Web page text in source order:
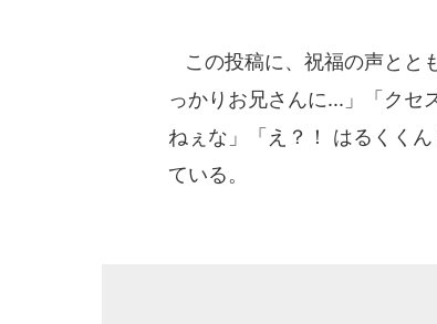
この投稿に、祝福の声とと
っかりお兄さんに...」「クセ
ねぇな」「え？！ はるくく
ている。